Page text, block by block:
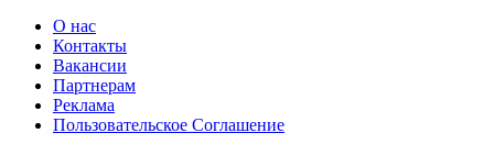
О нас
Контакты
Вакансии
Партнерам
Реклама
Пользовательское Соглашение